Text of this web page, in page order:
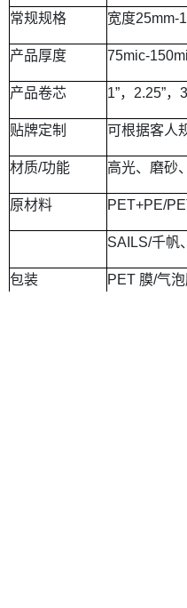
常规规格 宽度25mm-
产品厚度 75mic-
产品卷芯 1”， 2.25”，
贴牌定制 可根据客人
材质/功能 高光、磨砂
原材料 PET+PE/
SAILS/千帆
包装 PET 膜/气